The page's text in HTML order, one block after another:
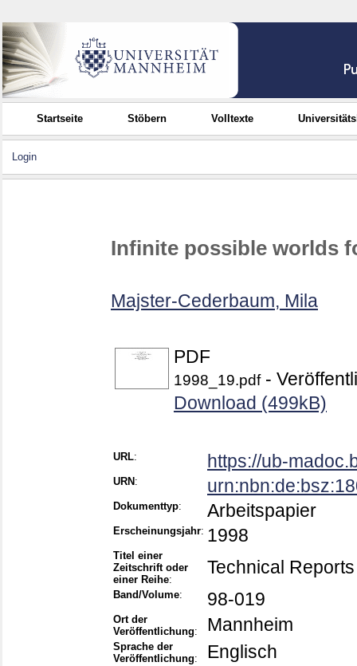
Startseite Stöbern Volltexte
Login
Infinite possible worlds
Majster-Cederbaum, Mila
PDF
1998_19.pdf-
Download (499kB)
URL: https://ub-
URN :
Dokumenttyp: Arbeitspapier
Erscheinungsjahr: 1998
Titel einer
Zeitschrift oder
einer Reihe:
Technical Reports
Band/Volume: 98-019
Ort der
Veröffentlichung: Mannheim
Sprache der
Veröffentlichung: Englisch